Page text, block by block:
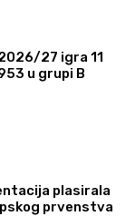
27 igra 11
u grupi B
plasirala
prvenstva